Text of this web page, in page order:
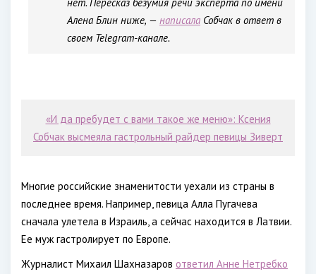
Алена Блин ниже, — написала Собчак в ответ в
своем Telegram-канале.
«И да пребудет с вами такое же меню»: Ксения
Собчак высмеяла гастрольный райдер певицы Зиверт
Многие российские знаменитости уехали из страны в
последнее время. Например, певица Алла Пугачева
сначала улетела в Израиль, а сейчас находится в Латвии.
Ее муж гастролирует по Европе.
Журналист Михаил Шахназаров ответил Анне Нетребко